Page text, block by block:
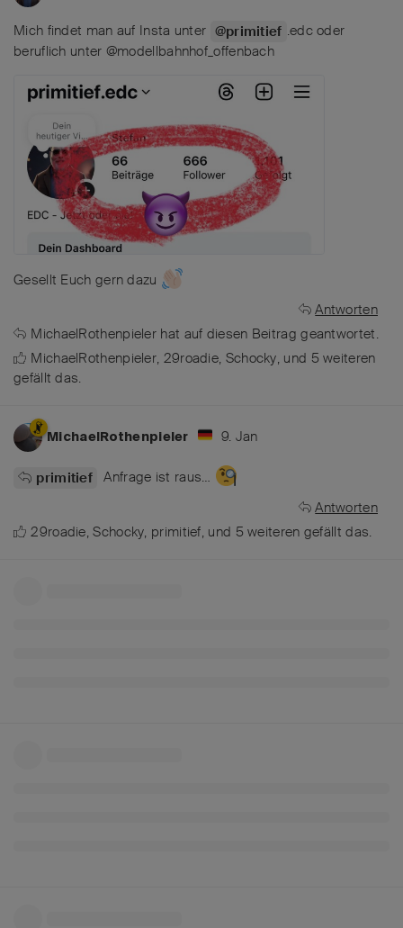
Mich findet man auf Insta unter @primitief .edc oder
beruflich unter @modellbahnhof_offenbach
Gesellt Euch gern dazu
Antworten
MichaelRothenpieler hat auf diesen Beitrag geantwortet.
MichaelRothenpieler, 29roadie, Schocky, und 5 weiteren
gefällt das.
MichaelRothenpieler 9. Jan
primitief Anfrage ist raus…
Antworten
29roadie,Schocky, primitief, und 5 weiteren gefällt das.